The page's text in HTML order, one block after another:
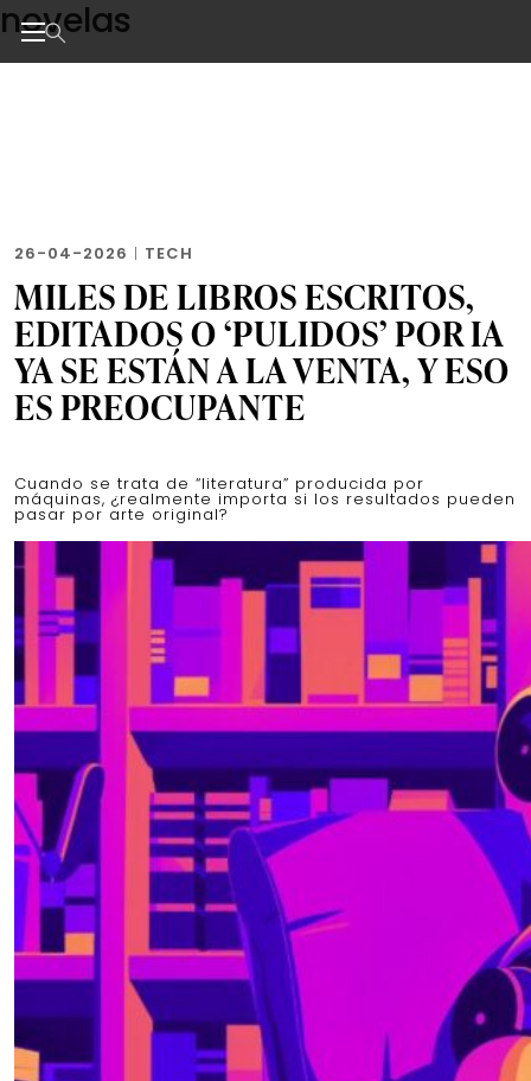
Skip
to
the
novelas
26-04-2026 | TECH
MILES DE LIBROS ESCRITOS,
EDITADOS O ‘PULIDOS’ POR IA
YA SE ESTÁN A LA VENTA, Y ESO
ES PREOCUPANTE
Cuando se trata de “literatura” producida por
máquinas, ¿realmente importa si los resultados pueden
pasar por arte original?